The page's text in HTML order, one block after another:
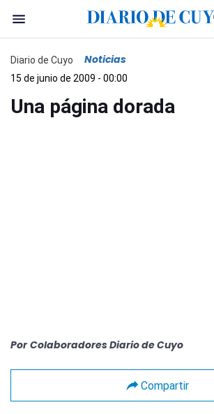
Diario de Cuyo Noticias
15 de junio de 2009 - 00:00
Una página dorada
Por Colaboradores Diario de Cuyo
Compartir